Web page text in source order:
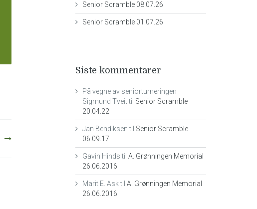
Senior Scramble 08.07.26
Senior Scramble 01.07.26
Siste kommentarer
På vegne av seniorturneringen
Sigmund Tveittil Senior Scramble
20.04.22
Jan Bendiksentil Senior Scramble
06.09.17
Gavin Hindstil A. Grønningen Memorial
26.06.2016
Marit E. Asktil A. Grønningen Memorial
26.06.2016